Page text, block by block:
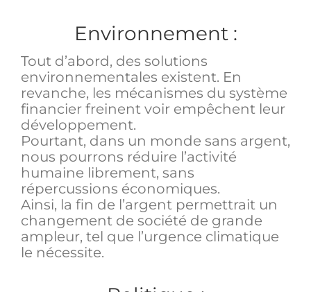
Environnement :
Tout d’abord, des solutions
environnementales existent. En
revanche, les mécanismes du système
financier freinent voir empêchent leur
développement.
Pourtant, dans un monde sans argent,
nous pourrons réduire l’activité
humaine librement, sans
répercussions économiques.
Ainsi, la fin de l’argent permettrait un
changement de société de grande
ampleur, tel que l’urgence climatique
le nécessite.